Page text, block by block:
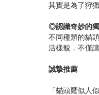
其實是為了狩
◎認識奇妙的獨
不同種類的貓
活樣貌，不僅
誠摯推薦
「貓頭鷹似人